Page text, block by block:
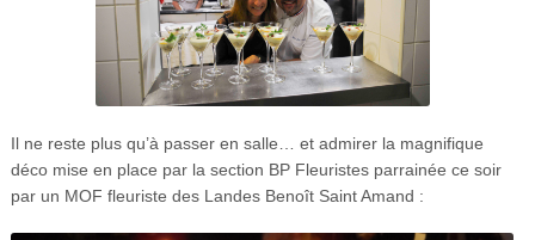
Il ne reste plus qu’à passer en salle… et admirer la magnifique
déco mise en place par la section BP Fleuristes parrainée ce soir
par un MOF fleuriste des Landes Benoît Saint Amand :